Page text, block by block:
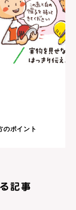
のポイント